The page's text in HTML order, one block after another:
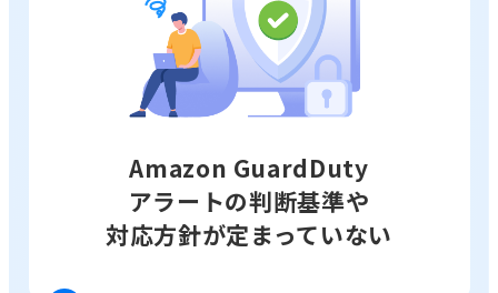
Amazon GuardDuty
アラートの判断基準や
対応方針が定まっていない